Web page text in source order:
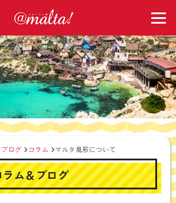
ログ コラム マルタ風邪について
ム＆ブログ